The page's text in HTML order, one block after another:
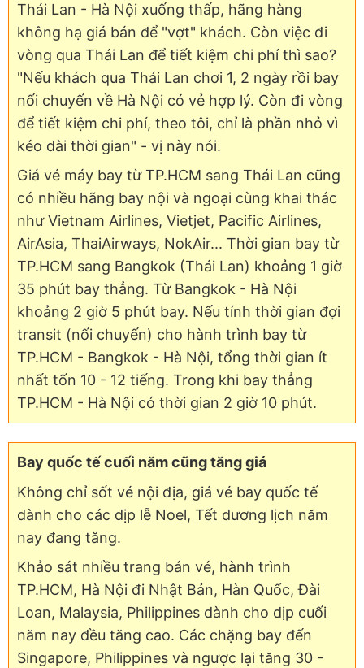
Thái Lan - Hà Nội xuống thấp, hãng hàng
không hạ giá bán để "vợt" khách. Còn việc đi
vòng qua Thái Lan để tiết kiệm chi phí thì sao?
"Nếu khách qua Thái Lan chơi 1, 2 ngày rồi bay
nối chuyến về Hà Nội có vẻ hợp lý. Còn đi vòng
để tiết kiệm chi phí, theo tôi, chỉ là phần nhỏ vì
kéo dài thời gian" - vị này nói.
Giá vé máy bay từ TP.HCM sang Thái Lan cũng
có nhiều hãng bay nội và ngoại cùng khai thác
như Vietnam Airlines, Vietjet, Pacific Airlines,
AirAsia, ThaiAirways, NokAir... Thời gian bay từ
TP.HCM sang Bangkok (Thái Lan) khoảng 1 giờ
35 phút bay thẳng. Từ Bangkok - Hà Nội
khoảng 2 giờ 5 phút bay. Nếu tính thời gian đợi
transit (nối chuyến) cho hành trình bay từ
TP.HCM - Bangkok - Hà Nội, tổng thời gian ít
nhất tốn 10 - 12 tiếng. Trong khi bay thẳng
TP.HCM - Hà Nội có thời gian 2 giờ 10 phút.
Bay quốc tế cuối năm cũng tăng giá
Không chỉ sốt vé nội địa, giá vé bay quốc tế
dành cho các dịp lễ Noel, Tết dương lịch năm
nay đang tăng.
Khảo sát nhiều trang bán vé, hành trình
TP.HCM, Hà Nội đi Nhật Bản, Hàn Quốc, Đài
Loan, Malaysia, Philippines dành cho dịp cuối
năm nay đều tăng cao. Các chặng bay đến
Singapore, Philippines và ngược lại tăng 30 -